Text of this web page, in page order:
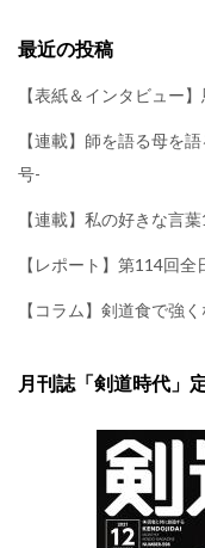
最近の投稿
【表紙＆インタビュー
【連載】師を語る母を
号-
【連載】私の好きな言
【レポート】第114回
【コラム】剣道食で強
月刊誌「剣道時代」